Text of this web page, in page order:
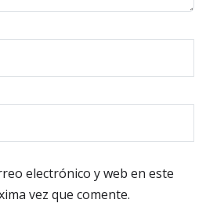
electrónico y web en este
vez que comente.